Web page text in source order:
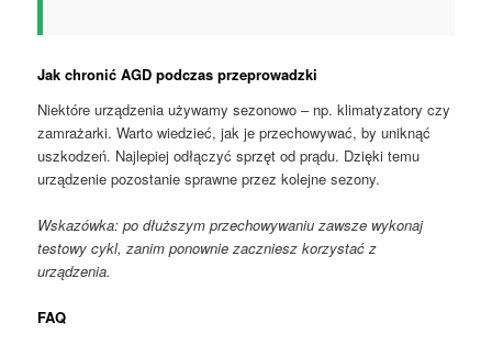
Jak chronić AGD podczas przeprowadzki
Niektóre urządzenia używamy sezonowo – np. klimatyzatory czy
zamrażarki. Warto wiedzieć, jak je przechowywać, by uniknąć
uszkodzeń. Najlepiej odłączyć sprzęt od prądu. Dzięki temu
urządzenie pozostanie sprawne przez kolejne sezony.
Wskazówka: po dłuższym przechowywaniu zawsze wykonaj
testowy cykl, zanim ponownie zaczniesz korzystać z
urządzenia.
FAQ